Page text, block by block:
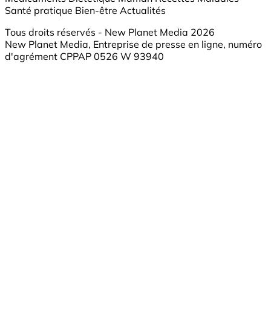
Santé pratique Bien-être Actualités
Tous droits réservés - New Planet Media 2026
New Planet Media, Entreprise de presse en ligne, numéro
d'agrément CPPAP 0526 W 93940